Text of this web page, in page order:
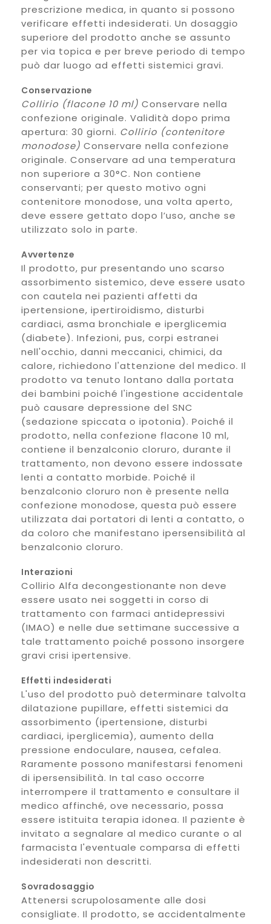
prescrizione medica, in quanto si possono
verificare effetti indesiderati. Un dosaggio
superiore del prodotto anche se assunto
per via topica e per breve periodo di tempo
può dar luogo ad effetti sistemici gravi.
Conservazione
Collirio (flacone 10 ml) Conservare nella
confezione originale. Validità dopo prima
apertura: 30 giorni. Collirio (contenitore
monodose) Conservare nella confezione
originale. Conservare ad una temperatura
non superiore a 30°C. Non contiene
conservanti; per questo motivo ogni
contenitore monodose, una volta aperto,
deve essere gettato dopo l’uso, anche se
utilizzato solo in parte.
Avvertenze
Il prodotto, pur presentando uno scarso
assorbimento sistemico, deve essere usato
con cautela nei pazienti affetti da
ipertensione, ipertiroidismo, disturbi
cardiaci, asma bronchiale e iperglicemia
(diabete). Infezioni, pus, corpi estranei
nell'occhio, danni meccanici, chimici, da
calore, richiedono l'attenzione del medico. Il
prodotto va tenuto lontano dalla portata
dei bambini poiché l'ingestione accidentale
può causare depressione del SNC
(sedazione spiccata o ipotonia). Poiché il
prodotto, nella confezione flacone 10 ml,
contiene il benzalconio cloruro, durante il
trattamento, non devono essere indossate
lenti a contatto morbide. Poiché il
benzalconio cloruro non è presente nella
confezione monodose, questa può essere
utilizzata dai portatori di lenti a contatto, o
da coloro che manifestano ipersensibilità al
benzalconio cloruro.
Interazioni
Collirio Alfa decongestionante non deve
essere usato nei soggetti in corso di
trattamento con farmaci antidepressivi
(IMAO) e nelle due settimane successive a
tale trattamento poiché possono insorgere
gravi crisi ipertensive.
Effetti indesiderati
L'uso del prodotto può determinare talvolta
dilatazione pupillare, effetti sistemici da
assorbimento (ipertensione, disturbi
cardiaci, iperglicemia), aumento della
pressione endoculare, nausea, cefalea.
Raramente possono manifestarsi fenomeni
di ipersensibilità. In tal caso occorre
interrompere il trattamento e consultare il
medico affinché, ove necessario, possa
essere istituita terapia idonea. Il paziente è
invitato a segnalare al medico curante o al
farmacista l'eventuale comparsa di effetti
indesiderati non descritti.
Sovradosaggio
Attenersi scrupolosamente alle dosi
consigliate. Il prodotto, se accidentalmente